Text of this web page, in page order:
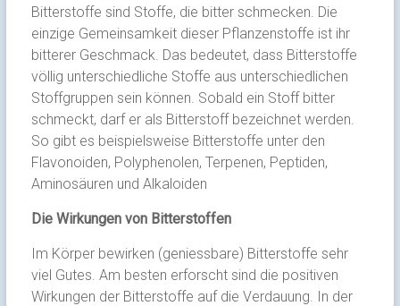
Bitterstoffe sind Stoffe, die bitter schmecken. Die
einzige Gemeinsamkeit dieser Pflanzenstoffe ist ihr
bitterer Geschmack. Das bedeutet, dass Bitterstoffe
völlig unterschiedliche Stoffe aus unterschiedlichen
Stoffgruppen sein können. Sobald ein Stoff bitter
schmeckt, darf er als Bitterstoff bezeichnet werden.
So gibt es beispielsweise Bitterstoffe unter den
Flavonoiden, Polyphenolen, Terpenen, Peptiden,
Aminosäuren und Alkaloiden
Die Wirkungen von Bitterstoffen
Im Körper bewirken (geniessbare) Bitterstoffe sehr
viel Gutes. Am besten erforscht sind die positiven
Wirkungen der Bitterstoffe auf die Verdauung. In der